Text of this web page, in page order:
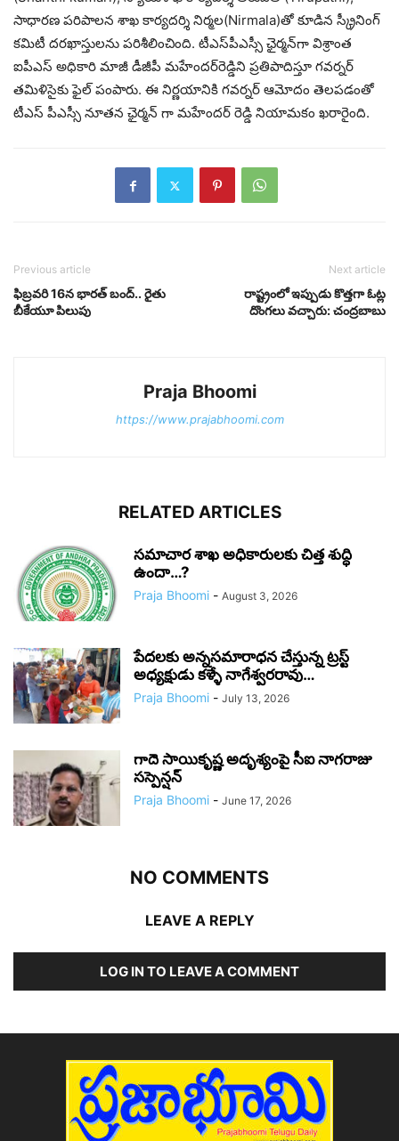
సాధారణ పరిపాలన శాఖ కార్యదర్శి నిర్మల(Nirmala)తో కూడిన స్క్రీనింగ్‌
కమిటీ దరఖాస్తులను పరిశీలించింది. టీఎస్‌పీఎస్సీ ఛైర్మన్‌గా విశ్రాంత
ఐపీఎస్‌ అధికారి మాజీ డీజీపీ మహేందర్‌రెడ్డిని ప్రతిపాదిస్తూ గవర్నర్
తమిళిసైకు ఫైల్ పంపారు. ఈ నిర్ణయానికి గవర్నర్ ఆమోదం తెలపడంతో
టీఎస్ పీఎస్సీ నూతన ఛైర్మన్ గా మహేందర్ రెడ్డి నియామకం ఖరారైంది.
Previous article
ఫిబ్రవరి 16న భారత్ బంద్.. రైతు
బీకేయూ పిలుపు
Next article
రాష్ట్రంలో ఇప్పుడు కొత్తగా ఓట్ల
దొంగలు వచ్చారు: చంద్రబాబు
Praja Bhoomi
https://www.prajabhoomi.com
RELATED ARTICLES
సమాచార శాఖ అధికారులకు చిత్త శుద్ధి
ఉందా…?
Praja Bhoomi - August 3, 2026
పేదలకు అన్నసమారాధన చేస్తున్న ట్రస్ట్
అధ్యక్షుడు కళ్ళే నాగేశ్వరరావు…
Praja Bhoomi - July 13, 2026
గాదె సాయికృష్ణ అదృశ్యంపై సీఐ నాగరాజు
సస్పెన్షన్
Praja Bhoomi - June 17, 2026
NO COMMENTS
LEAVE A REPLY
LOG IN TO LEAVE A COMMENT